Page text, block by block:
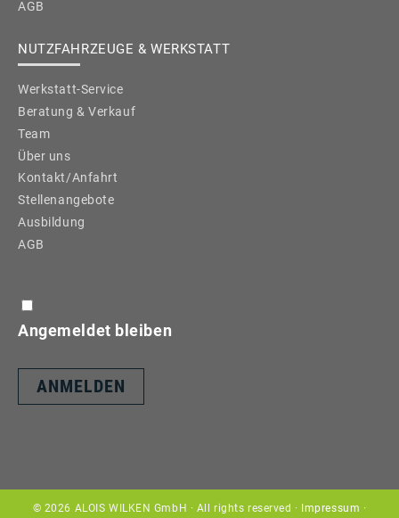
AGB
NUTZFAHRZEUGE & WERKSTATT
Werkstatt-Service
Beratung & Verkauf
Team
Über uns
Kontakt/Anfahrt
Stellenangebote
Ausbildung
AGB
Angemeldet bleiben
© 2026 ALOIS WILKEN GmbH · All rights reserved · Impressum ·